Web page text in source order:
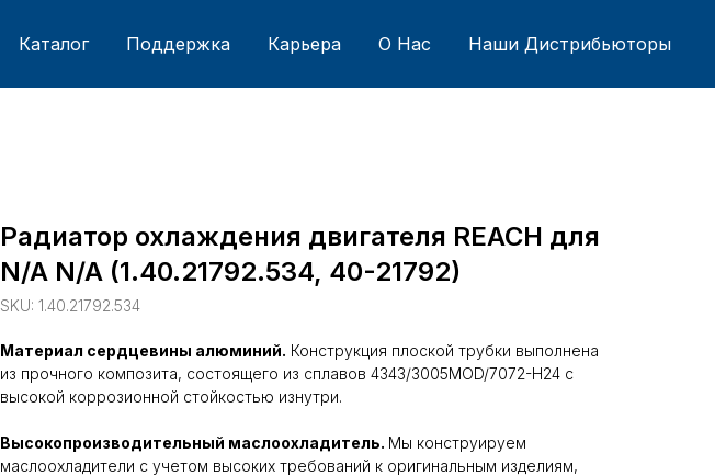
Каталог Поддержка Карьера О Нас Наши Дистрибьюторы
Радиатор охлаждения двигателя REACH для
N/A N/A (1.40.21792.534, 40-21792)
SKU: 1.40.21792.534
Материал сердцевины алюминий. Конструкция плоской трубки выполнена
из прочного композита, состоящего из сплавов 4343/3005MOD/7072-H24 с
высокой коррозионной стойкостью изнутри.
Высокопроизводительный маслоохладитель. Мы конструируем
маслоохладители с учетом высоких требований к оригинальным изделиям,